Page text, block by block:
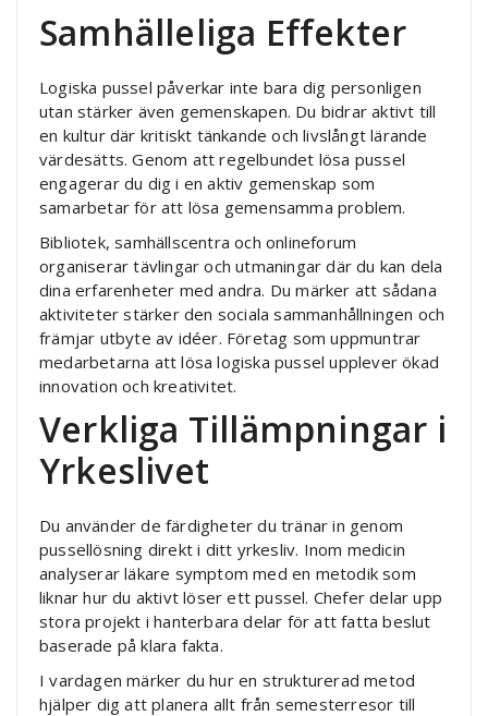
Samhälleliga Effekter
Logiska pussel påverkar inte bara dig personligen
utan stärker även gemenskapen. Du bidrar aktivt till
en kultur där kritiskt tänkande och livslångt lärande
värdesätts. Genom att regelbundet lösa pussel
engagerar du dig i en aktiv gemenskap som
samarbetar för att lösa gemensamma problem.
Bibliotek, samhällscentra och onlineforum
organiserar tävlingar och utmaningar där du kan dela
dina erfarenheter med andra. Du märker att sådana
aktiviteter stärker den sociala sammanhållningen och
främjar utbyte av idéer. Företag som uppmuntrar
medarbetarna att lösa logiska pussel upplever ökad
innovation och kreativitet.
Verkliga Tillämpningar i
Yrkeslivet
Du använder de färdigheter du tränar in genom
pussellösning direkt i ditt yrkesliv. Inom medicin
analyserar läkare symptom med en metodik som
liknar hur du aktivt löser ett pussel. Chefer delar upp
stora projekt i hanterbara delar för att fatta beslut
baserade på klara fakta.
I vardagen märker du hur en strukturerad metod
hjälper dig att planera allt från semesterresor till